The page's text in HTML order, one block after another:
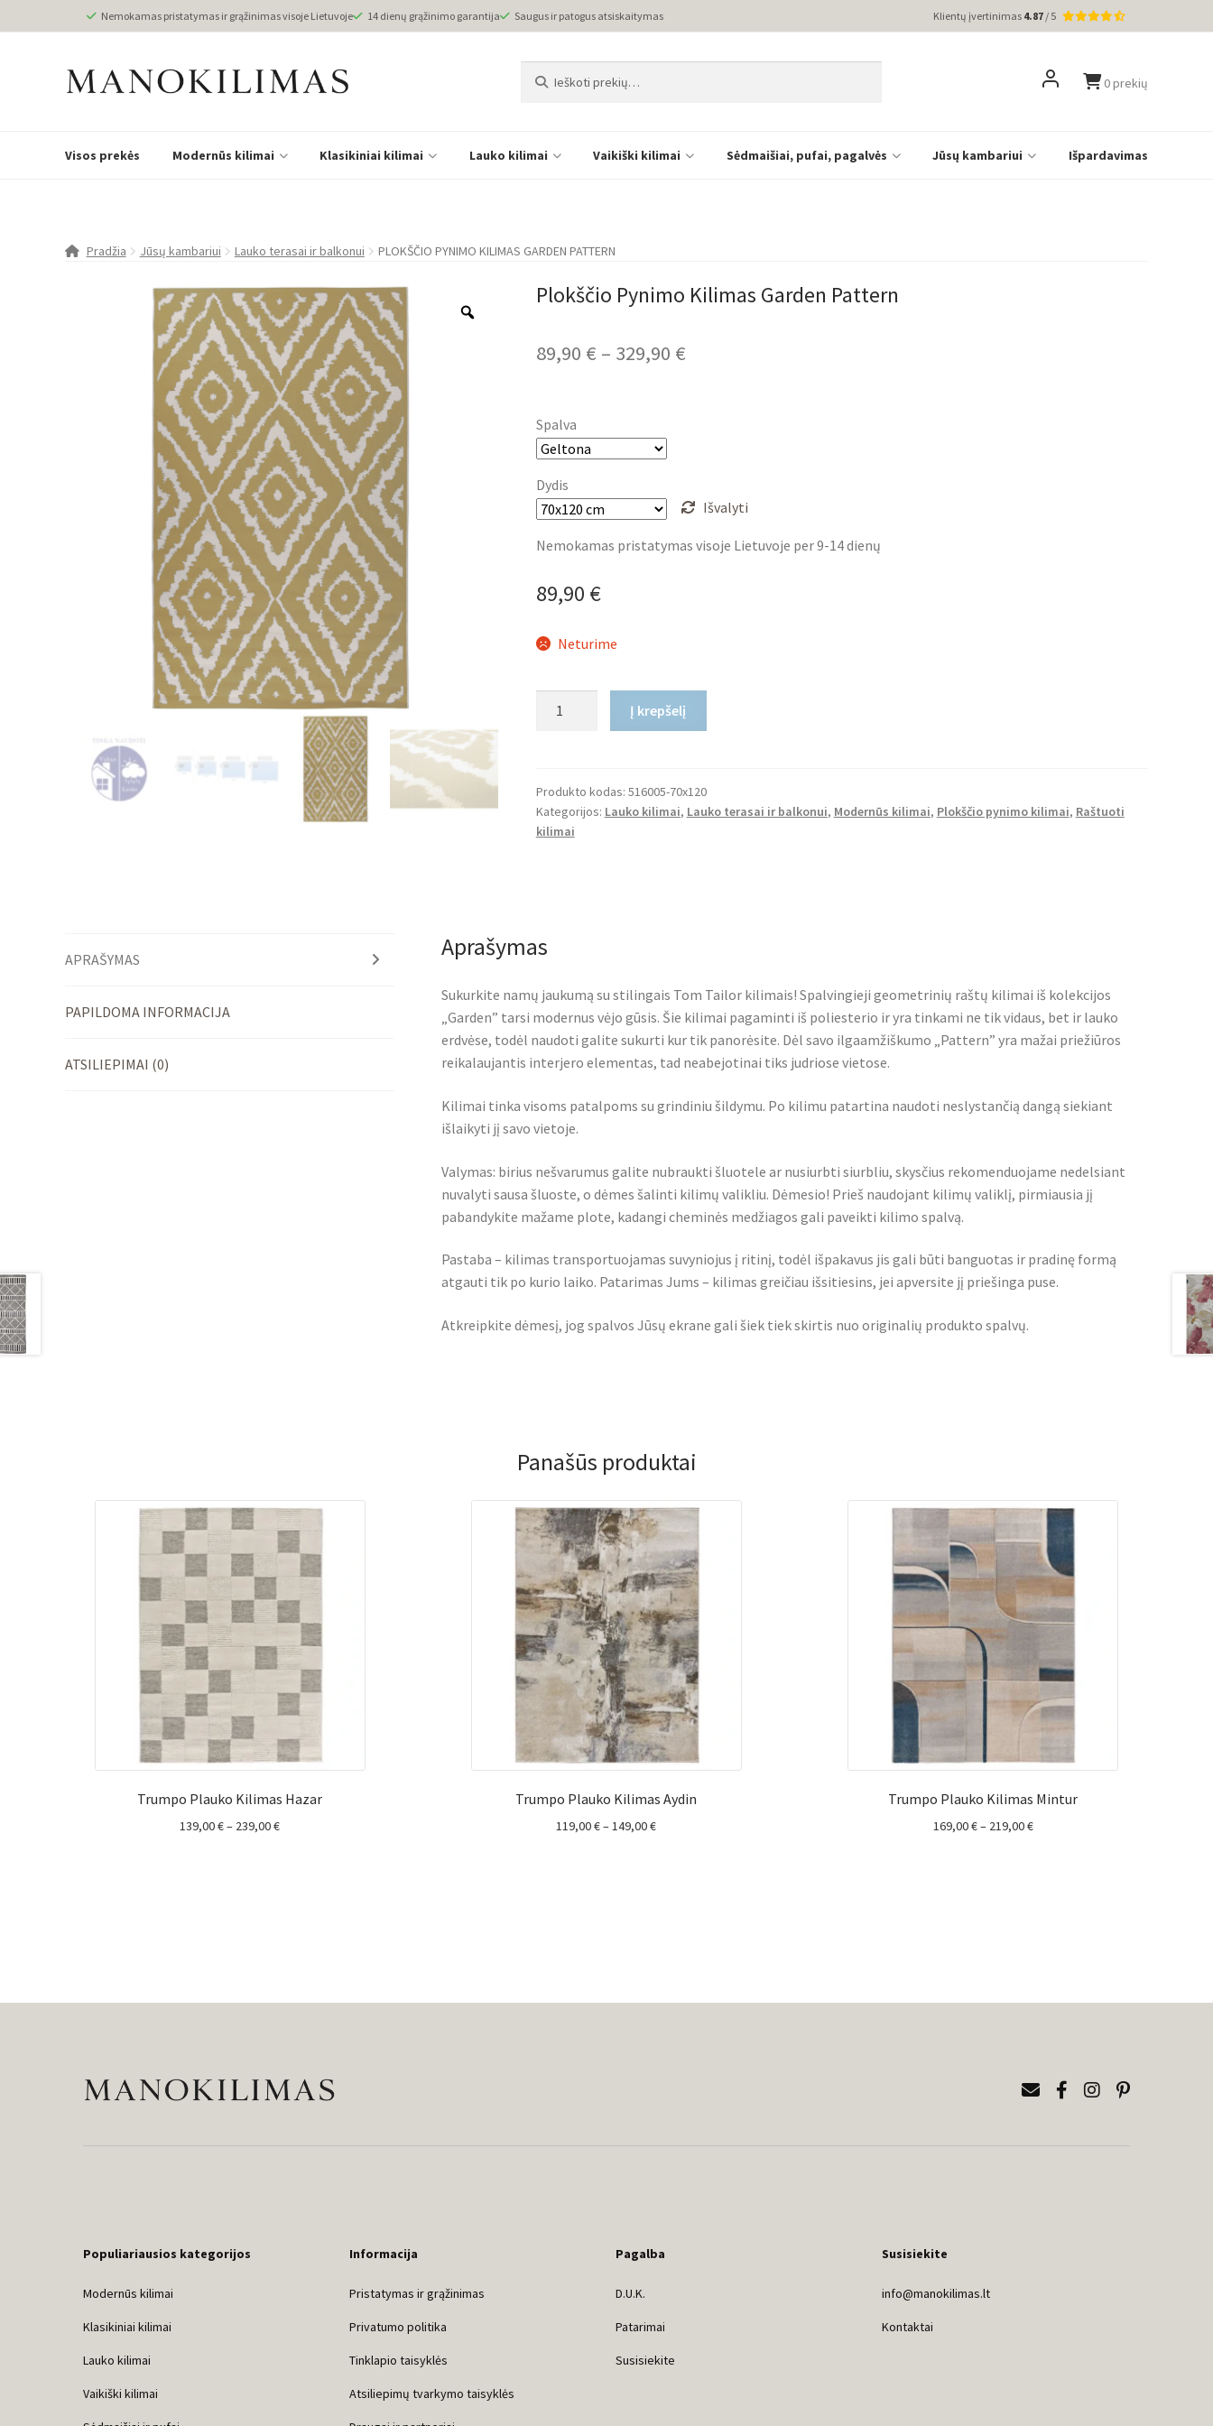
Nemokamas pristatymas ir grąžinimas visoje Lietuvoje 14 dienų grąžinimo garantija Saugus ir patogus atsiskaitymas Klientų įvertinimas 4.87 / 5
0 prekių
Visos prekės Modernūs kilimai Klasikiniai kilimai Lauko kilimai Vaikiški kilimai Sėdmaišiai, pufai, pagalvės Jūsų kambariui Išpardavimas
Pradžia Jūsų kambariui Lauko terasai ir balkonui PLOKŠČIO PYNIMO KILIMAS GARDEN PATTERN
Plokščio Pynimo Kilimas Garden Pattern
89,90 € – 329,90 €Price
Spalva
Dydis
Išvalyti
Nemokamas pristatymas visoje Lietuvoje per 9-14 dienų
89,90 €
Neturime
Kilimas
Garden
Pattern
Į krepšelį
Produkto kodas: 516005-70x120
Kategorijos: Lauko kilimai, Lauko terasai ir balkonui, Modernūs kilimai, Plokščio pynimo kilimai, Raštuoti
kilimai
APRAŠYMAS
PAPILDOMA INFORMACIJA
ATSILIEPIMAI (0)
Aprašymas
Sukurkite namų jaukumą su stilingais Tom Tailor kilimais! Spalvingieji geometrinių raštų kilimai iš kolekcijos
„Garden” tarsi modernus vėjo gūsis. Šie kilimai pagaminti iš poliesterio ir yra tinkami ne tik vidaus, bet ir lauko
erdvėse, todėl naudoti galite sukurti kur tik panorėsite. Dėl savo ilgaamžiškumo „Pattern” yra mažai priežiūros
reikalaujantis interjero elementas, tad neabejotinai tiks judriose vietose.
Kilimai tinka visoms patalpoms su grindiniu šildymu. Po kilimu patartina naudoti neslystančią dangą siekiant
išlaikyti jį savo vietoje.
Valymas: birius nešvarumus galite nubraukti šluotele ar nusiurbti siurbliu, skysčius rekomenduojame nedelsiant
nuvalyti sausa šluoste, o dėmes šalinti kilimų valikliu. Dėmesio! Prieš naudojant kilimų valiklį, pirmiausia jį
pabandykite mažame plote, kadangi cheminės medžiagos gali paveikti kilimo spalvą.
Pastaba – kilimas transportuojamas suvyniojus į ritinį, todėl išpakavus jis gali būti banguotas ir pradinę formą
atgauti tik po kurio laiko. Patarimas Jums – kilimas greičiau išsitiesins, jei apversite jį priešinga puse.
Atkreipkite dėmesį, jog spalvos Jūsų ekrane gali šiek tiek skirtis nuo originalių produkto spalvų.
Panašūs produktai
Trumpo Plauko Kilimas Hazar
139,00€– 239,00€Price
Trumpo Plauko Kilimas Aydin
119,00€–149,00€Price
Trumpo Plauko Kilimas Mintur
169,00€– 219,00€Price
Populiariausios kategorijos
Modernūs kilimai
Klasikiniai kilimai
Lauko kilimai
Vaikiški kilimai
Informacija
Pristatymas ir grąžinimas
Privatumo politika
Tinklapio taisyklės
Atsiliepimų tvarkymo taisyklės
Pagalba
D.U.K.
Patarimai
Susisiekite
Susisiekite
info@manokilimas.lt
Kontaktai